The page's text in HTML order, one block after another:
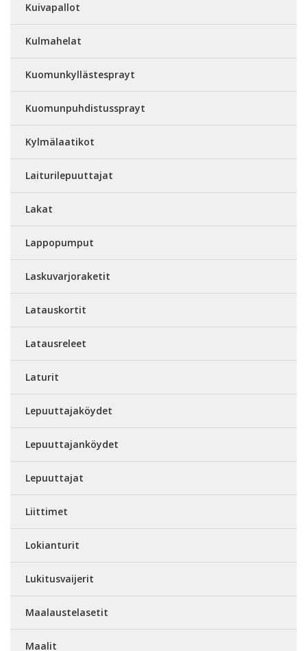
Kuivapallot
Kulmahelat
Kuomunkyllästesprayt
Kuomunpuhdistussprayt
Kylmälaatikot
Laiturilepuuttajat
Lakat
Lappopumput
Laskuvarjoraketit
Latauskortit
Latausreleet
Laturit
Lepuuttajaköydet
Lepuuttajanköydet
Lepuuttajat
Liittimet
Lokianturit
Lukitusvaijerit
Maalaustelasetit
Maalit